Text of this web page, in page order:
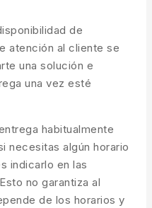
de
atención al cliente se
una solución e
una vez esté
habitualmente
necesitas algún horario
indicarlo en las
no garantiza al
de los horarios y